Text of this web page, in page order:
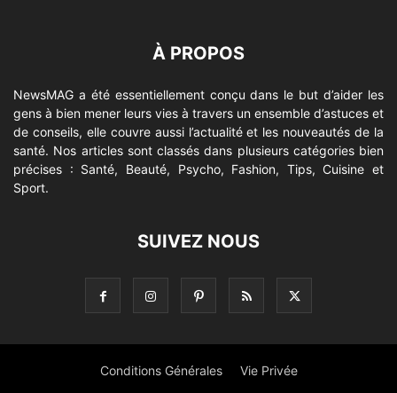
À PROPOS
NewsMAG a été essentiellement conçu dans le but d’aider les
gens à bien mener leurs vies à travers un ensemble d’astuces et
de conseils, elle couvre aussi l’actualité et les nouveautés de la
santé. Nos articles sont classés dans plusieurs catégories bien
précises : Santé, Beauté, Psycho, Fashion, Tips, Cuisine et
Sport.
SUIVEZ NOUS
Conditions Générales Vie Privée